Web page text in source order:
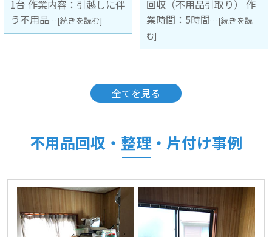
回収（不用品引取り） 作
業時間：5時間…[続きを読
む]
容：引越しに伴う不用品
回収（不用…[続きを読む]
全てを見る
不用品回収・整理・片付け事例